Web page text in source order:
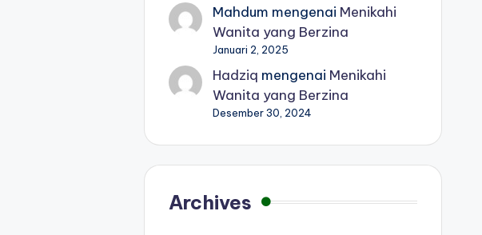
Mahdum mengenai Menikahi
Wanita yang Berzina
Januari 2, 2025
Hadziq mengenai Menikahi
Wanita yang Berzina
Desember 30, 2024
Archives